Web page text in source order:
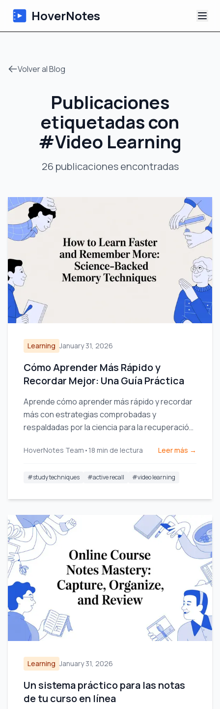
HoverNotes
Notas de Video con IA
Tutoriales
Volver al Blog
Publicaciones
etiquetadas con
#Video Learning
26 publicaciones encontradas
Learning January 31, 2026
Cómo Aprender Más Rápido y
Recordar Mejor: Una Guía Práctica
Aprende cómo aprender más rápido y recordar
más con estrategias comprobadas y
respaldadas por la ciencia para la recuperación
eficientes.
HoverNotes Team • 18 min de lectura Leer más →
#study techniques #active recall #video learning
Learning January 31, 2026
Un sistema práctico para las notas
de tu curso en línea